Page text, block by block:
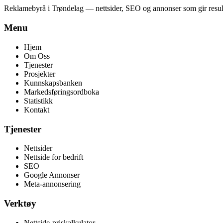
Reklamebyrå i Trøndelag — nettsider, SEO og annonser som gir
Menu
Hjem
Om Oss
Tjenester
Prosjekter
Kunnskapsbanken
Markedsføringsordboka
Statistikk
Kontakt
Tjenester
Nettsider
Nettside for bedrift
SEO
Google Annonser
Meta-annonsering
Verktøy